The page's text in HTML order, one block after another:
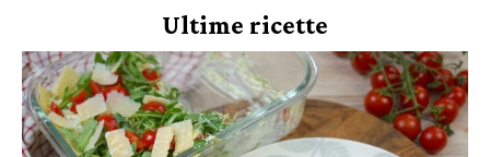
Ultime ricette